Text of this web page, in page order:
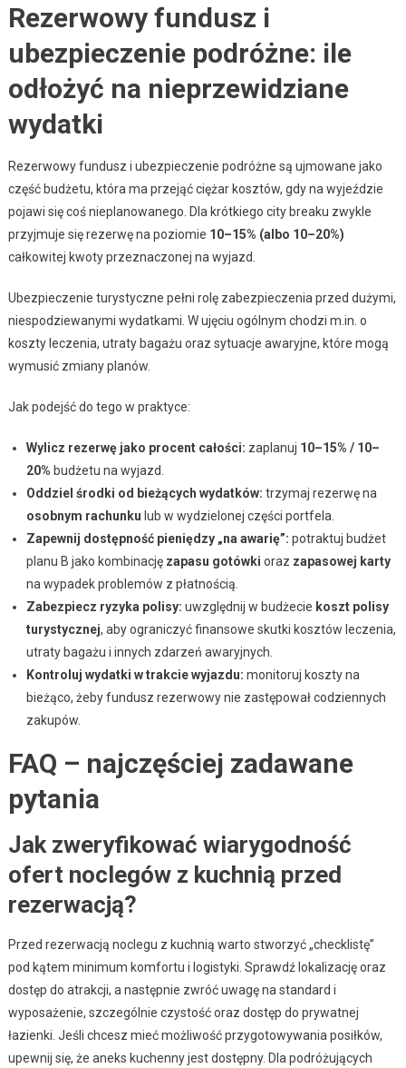
Rezerwowy fundusz i
ubezpieczenie podróżne: ile
odłożyć na nieprzewidziane
wydatki
Rezerwowy fundusz i ubezpieczenie podróżne są ujmowane jako
część budżetu, która ma przejąć ciężar kosztów, gdy na wyjeździe
pojawi się coś nieplanowanego. Dla krótkiego city breaku zwykle
przyjmuje się rezerwę na poziomie 10–15% (albo 10–20%)
całkowitej kwoty przeznaczonej na wyjazd.
Ubezpieczenie turystyczne pełni rolę zabezpieczenia przed dużymi,
niespodziewanymi wydatkami. W ujęciu ogólnym chodzi m.in. o
koszty leczenia, utraty bagażu oraz sytuacje awaryjne, które mogą
wymusić zmiany planów.
Jak podejść do tego w praktyce:
Wylicz rezerwę jako procent całości: zaplanuj 10–15% / 10–
20% budżetu na wyjazd.
Oddziel środki od bieżących wydatków: trzymaj rezerwę na
osobnym rachunku lub w wydzielonej części portfela.
Zapewnij dostępność pieniędzy „na awarię”: potraktuj budżet
planu B jako kombinację zapasu gotówki oraz zapasowej karty
na wypadek problemów z płatnością.
Zabezpiecz ryzyka polisy: uwzględnij w budżecie koszt polisy
turystycznej, aby ograniczyć finansowe skutki kosztów leczenia,
utraty bagażu i innych zdarzeń awaryjnych.
Kontroluj wydatki w trakcie wyjazdu: monitoruj koszty na
bieżąco, żeby fundusz rezerwowy nie zastępował codziennych
zakupów.
FAQ – najczęściej zadawane
pytania
Jak zweryfikować wiarygodność
ofert noclegów z kuchnią przed
rezerwacją?
Przed rezerwacją noclegu z kuchnią warto stworzyć „checklistę”
pod kątem minimum komfortu i logistyki. Sprawdź lokalizację oraz
dostęp do atrakcji, a następnie zwróć uwagę na standard i
wyposażenie, szczególnie czystość oraz dostęp do prywatnej
łazienki. Jeśli chcesz mieć możliwość przygotowywania posiłków,
upewnij się, że aneks kuchenny jest dostępny. Dla podróżujących